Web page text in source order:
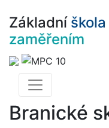
Základní škola
zaměřením
Branické